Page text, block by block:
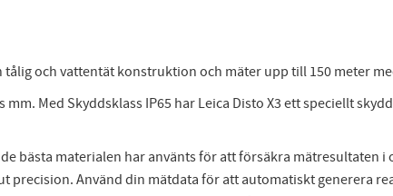
och vattentät konstruktion och mäter upp till 150 meter
Med Skyddsklass IP65 har Leica Disto X3 ett speciellt
bästa materialen har använts för att försäkra mätresultaten
Använd din mätdata för att automatiskt generera